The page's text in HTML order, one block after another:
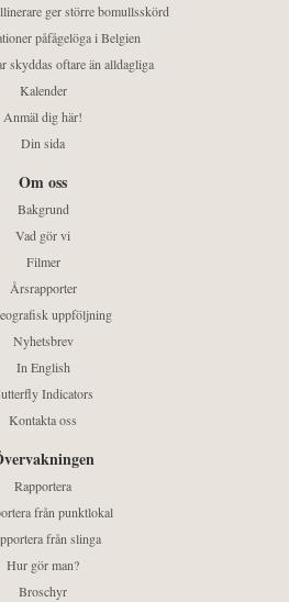
ger större bomullsskörd
påfågelöga i Belgien
skyddas oftare än alldagliga
Kalender
Anmäl dig här!
Din sida
Om oss
Bakgrund
Vad gör vi
Filmer
Årsrapporter
uppföljning
Nyhetsbrev
In English
Indicators
Kontakta oss
Rapportera
från punktlokal
från slinga
Hur gör man?
Broschyr